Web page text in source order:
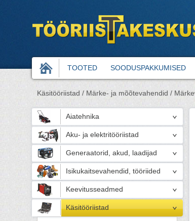
TOOTED SOODUSPAKKUMISED
Käsitööriistad / Märke- ja mõõtevahendid /
Aiatehnika
Aku- ja elektritööriistad
Generaatorid, akud, laadijad
Isikukaitsevahendid, tööriided
Keevitusseadmed
Käsitööriistad